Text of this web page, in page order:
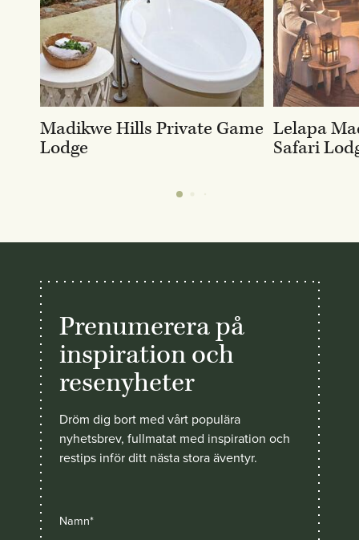
Madikwe Hills Private Game
Lodge
Lelapa
Safari
Prenumerera på
inspiration och
resenyheter
Dröm dig bort med vårt populära
nyhetsbrev, fullmatat med inspiration och
restips inför ditt nästa stora äventyr.